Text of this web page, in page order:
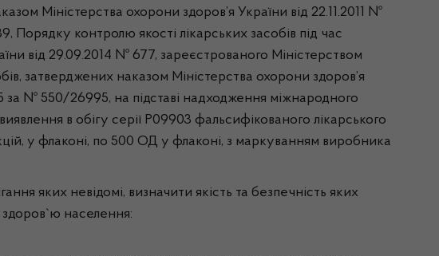
Міністерства охорони здоров’я України від 22.11.2011 №
Порядку контролю якості лікарських засобів під час
від 29.09.2014 № 677, зареєстрованого Міністерством
затверджених наказом Міністерства охорони здоров’я
за № 550/26995, на підставі надходження міжнародного
в обігу серії P09903 фальсифікованого лікарського
у флаконі, по 500 ОД у флаконі, з маркуванням виробника
яких невідомі, визначити якість та безпечність яких
населення: